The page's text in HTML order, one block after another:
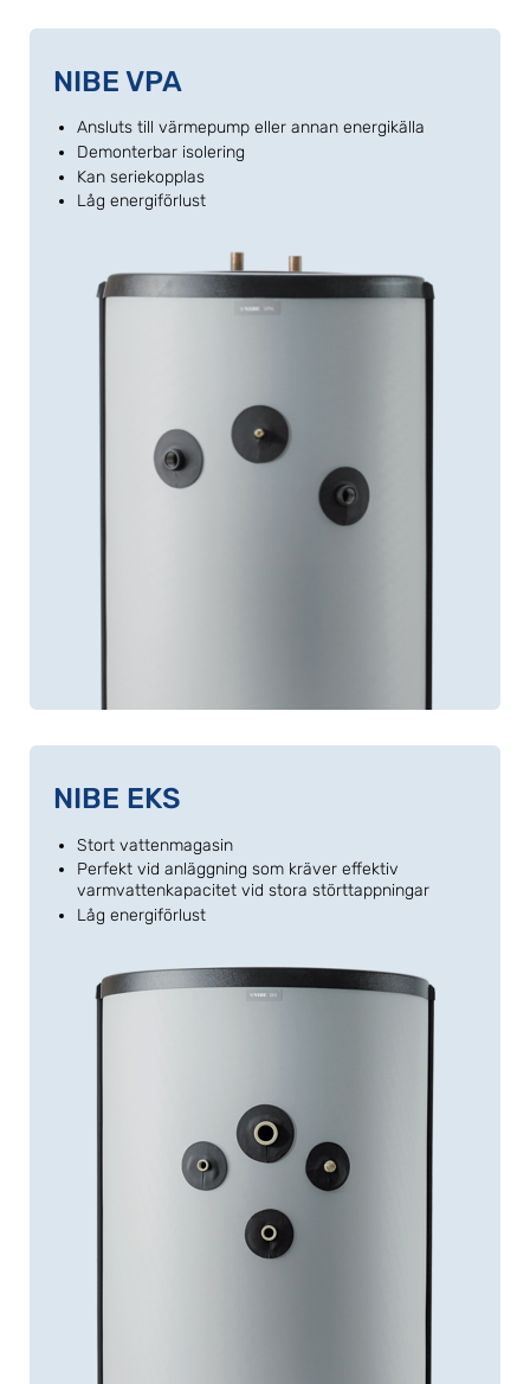
NIBE VPA
Ansluts till värmepump eller annan energikälla
Demonterbar isolering
Kan seriekopplas
Låg energiförlust
NIBE EKS
Stort vattenmagasin
Perfekt vid anläggning som kräver effektiv
varmvattenkapacitet vid stora störttappningar
Låg energiförlust